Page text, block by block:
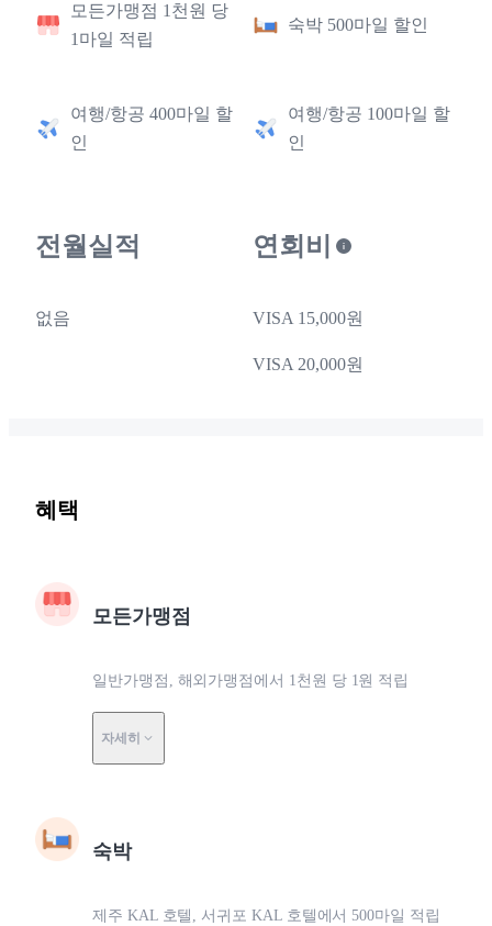
모든가맹점 1천원 당
1마일 적립
숙박 500마일 할인
여행/항공 400마일 할
인
여행/항공 100마일 할
인
전월실적
없음
연회비
VISA 15,000원
VISA 20,000원
혜택
모든가맹점
일반가맹점, 해외가맹점에서 1천원 당 1원 적립
자세히
숙박
제주 KAL 호텔, 서귀포 KAL 호텔에서 500마일 적립